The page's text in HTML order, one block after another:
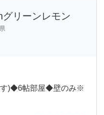
リーンレモン
す)◆6帖部屋◆壁のみ※